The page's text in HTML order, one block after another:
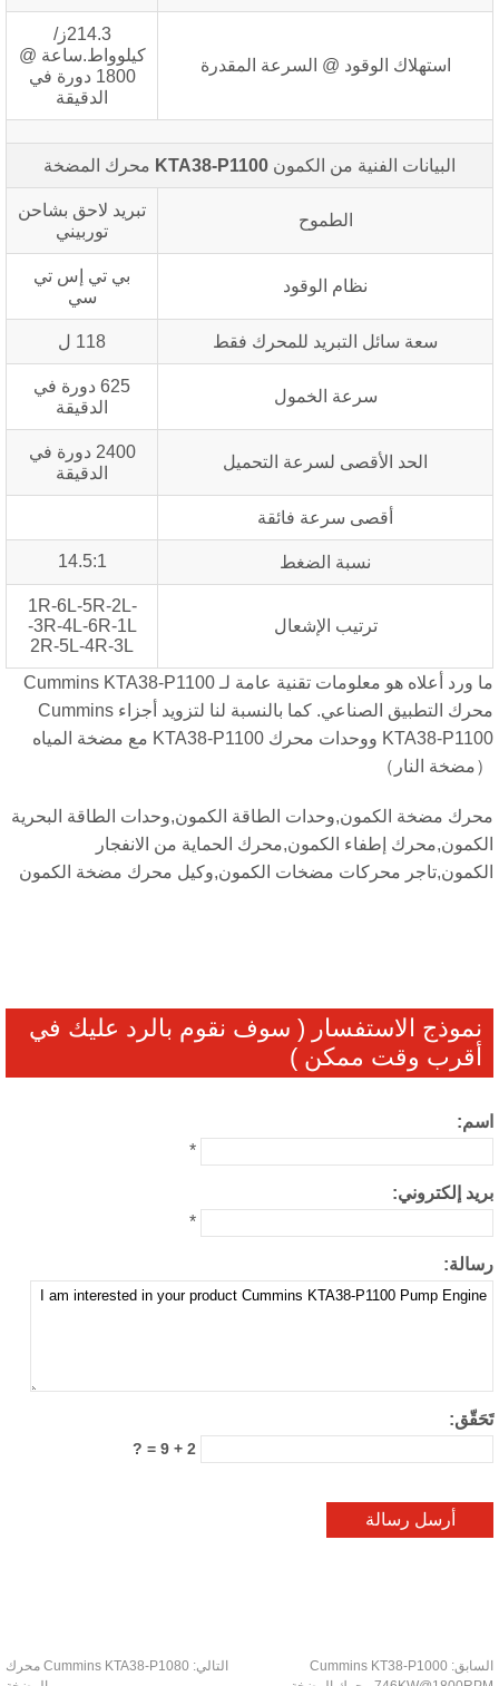
استهلاك الوقود @ السرعة المقدرة
214.3ز/
كيلوواط.ساعة @
1800 دورة في
الدقيقة
البيانات الفنية من الكمونKTA38-P1100 محرك المضخة
الطموح
تبريد لاحق بشاحن
توربيني
نظام الوقود
بي تي إس تي
سي
سعة سائل التبريد للمحرك فقط 118 ل
سرعة الخمول
625 دورة في
الدقيقة
الحد الأقصى لسرعة التحميل
2400 دورة في
الدقيقة
أقصى سرعة فائقة
نسبة الضغط 14.5:1
ترتيب الإشعال
1R-6L-5R-2L-
3R-4L-6R-1L-
2R-5L-4R-3L
ما ورد أعلاه هو معلومات تقنية عامة لـ Cummins KTA38-P1100
محرك التطبيق الصناعي. كما بالنسبة لنا لتزويد أجزاء Cummins
KTA38-P1100 ووحدات محرك KTA38-P1100 مع مضخة المياه
مضخة النار）
مضخة الكمون,وحدات الطاقة الكمون,وحدات الطاقة البحرية
إطفاء الكمون,محرك الحماية من الانفجار
محركات مضخات الكمون,وكيل محرك مضخة الكمون
نموذج الاستفسار ( سوف نقوم بالرد عليك في
أقرب وقت ممكن )
إلكتروني:
Cummins KT38-P1000
التالي:
Cummins KTA38-P1080 محرك